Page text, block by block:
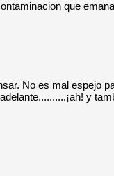
que
No es mal espejo
y